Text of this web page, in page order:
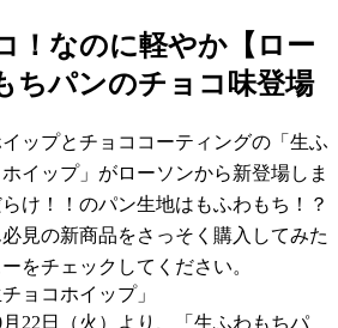
！なのに軽やか【ロー
ちパンのチョコ味登場
ップとチョココーティングの「生ふ
イップ」がローソンから新登場しま
け！！のパン生地はもふわもち！？
見の新商品をさっそく購入してみた
をチェックしてください。
ョコホイップ」
22日（火）より、「生ふわもちパ